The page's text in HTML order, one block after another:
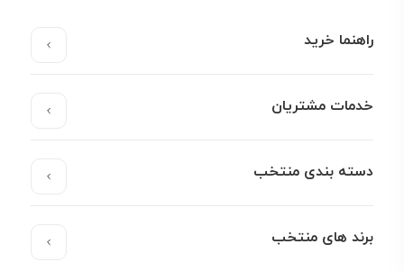
راهنما خرید
خدمات مشتریان
دسته بندی منتخب
برند های منتخب